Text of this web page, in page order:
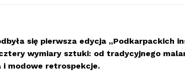
się pierwsza edycja „Podkarpackich
wymiary sztuki: od tradycyjnego
i modowe retrospekcje.